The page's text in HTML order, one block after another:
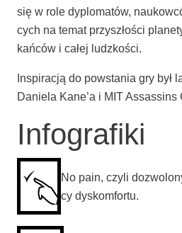
się w role dyplo­ma­tów,
cych na temat przy­szło­ści
kań­ców i całej ludzkości.
Inspi­ra­cją do powsta­nia gry był
Danie­la Kane­’a i MIT Assas­sins
Infografiki
No pain, czy­li
cy dyskomfortu.